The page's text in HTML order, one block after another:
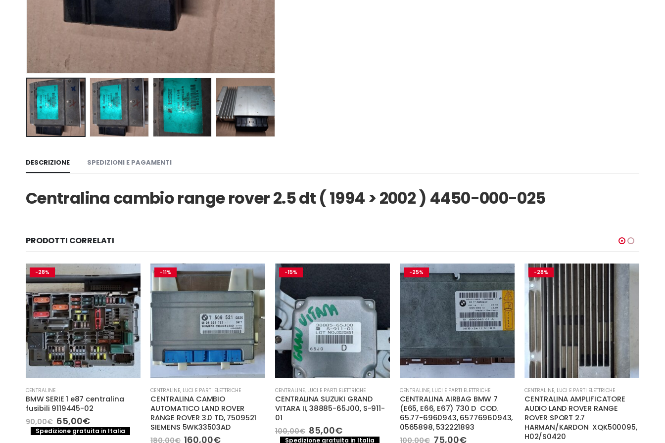
DESCRIZIONE SPEDIZIONI E PAGAMENTI
Centralina cambio range rover 2.5 dt ( 1994 > 2002 ) 4450-000-025
PRODOTTI CORRELATI
-28%
CENTRALINE
BMW SERIE 1 e87 centralina
fusibili 9119445-02
90,00€ Il
prezzo
originale
65,00€Il
prezzo
attuale
Spedizione gratuita in Italia
-11%
CENTRALINE, LUCI E PARTI ELETTRICHE
CENTRALINA CAMBIO
AUTOMATICO LAND ROVER
RANGE ROVER 3.0 TD, 7509521
SIEMENS 5WK33503AD
180,00€ Il
160,00€Il
-15%
CENTRALINE, LUCI E PARTI ELETTRICHE
CENTRALINA SUZUKI GRAND
VITARA II, 38885-65J00, S-911-
01
100,00€ Il
prezzo
85,00€Il
prezzo
Spedizione gratuita in Italia
-25%
CENTRALINE, LUCI E PARTI ELETTRICHE
CENTRALINA AIRBAG BMW 7
(E65, E66, E67) 730 D COD.
65.77-6960943, 65776960943,
0565898, 532221893
100,00€ Il
75,00€Il
-28%
CENTRALINE, LUCI E PARTI ELETTRICHE
CENTRALINA AMPLIFICATORE
AUDIO LAND ROVER RANGE
ROVER SPORT 2.7
HARMAN/KARDON XQK500095,
H02/S0420